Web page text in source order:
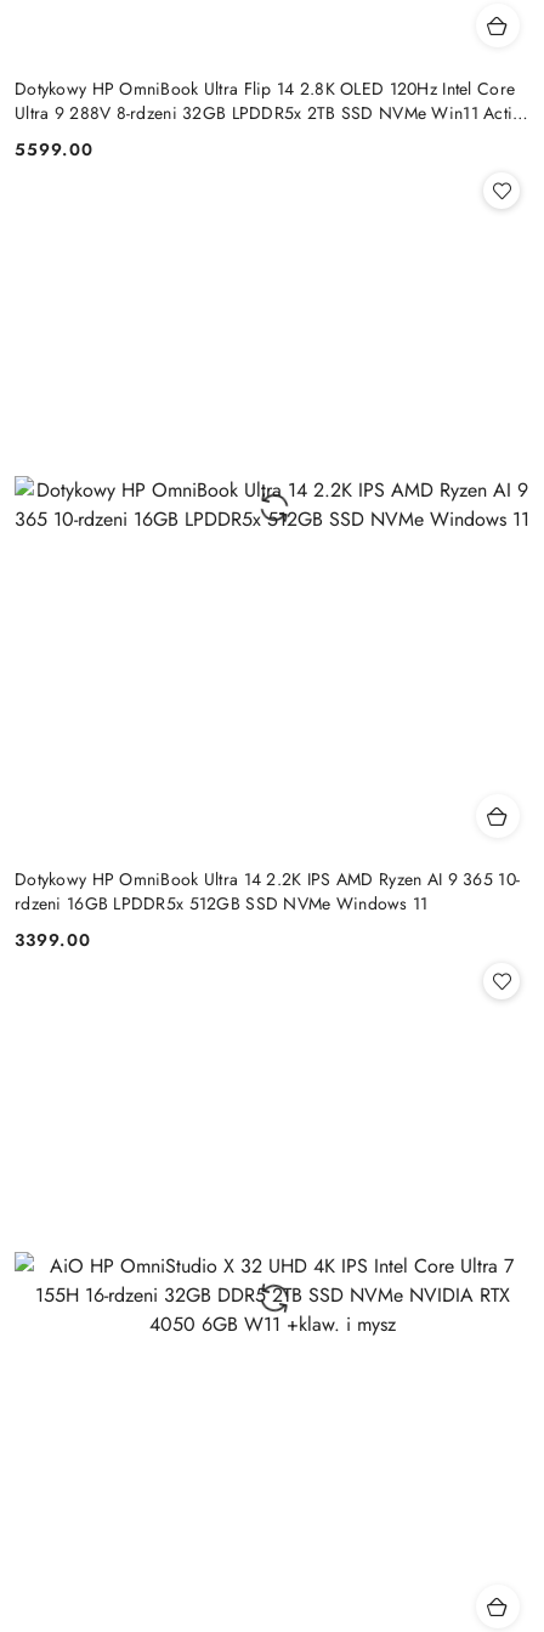
Dotykowy HP OmniBook Ultra Flip 14 2.8K OLED 120Hz Intel Core
Ultra 9 288V 8-rdzeni 32GB LPDDR5x 2TB SSD NVMe Win11 Active
Cena:
5599.00
Dotykowy HP OmniBook Ultra 14 2.2K IPS AMD Ryzen AI 9 365 10-
rdzeni 16GB LPDDR5x 512GB SSD NVMe Windows 11
Cena:
3399.00